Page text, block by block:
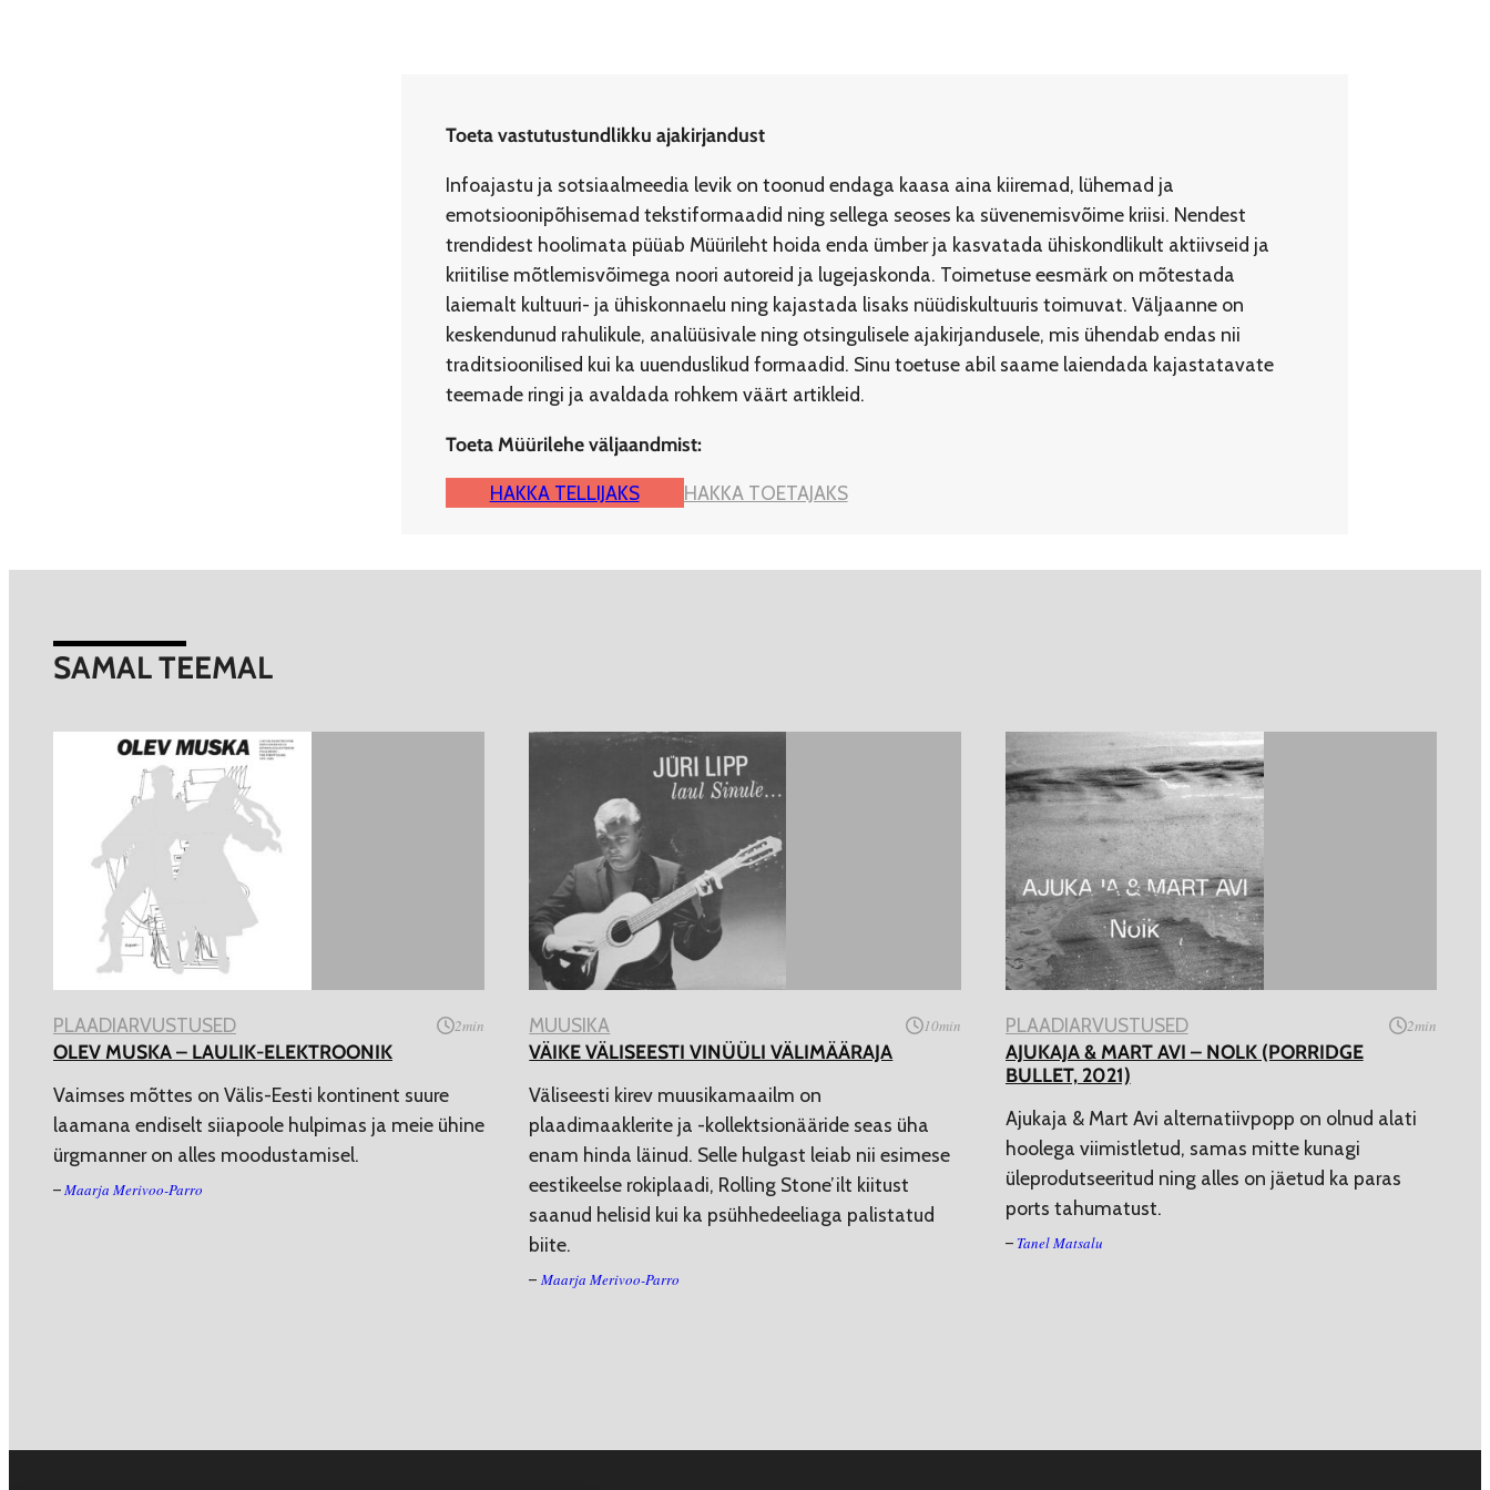
Toeta vastutustundlikku ajakirjandust
Infoajastu ja sotsiaalmeedia levik on toonud endaga kaasa aina kiiremad, lühemad ja
emotsioonipõhisemad tekstiformaadid ning sellega seoses ka süvenemisvõime kriisi. Nendest
trendidest hoolimata püüab Müürileht hoida enda ümber ja kasvatada ühiskondlikult aktiivseid ja
kriitilise mõtlemisvõimega noori autoreid ja lugejaskonda. Toimetuse eesmärk on mõtestada
laiemalt kultuuri- ja ühiskonnaelu ning kajastada lisaks nüüdiskultuuris toimuvat. Väljaanne on
keskendunud rahulikule, analüüsivale ning otsingulisele ajakirjandusele, mis ühendab endas nii
traditsioonilised kui ka uuenduslikud formaadid. Sinu toetuse abil saame laiendada kajastatavate
teemade ringi ja avaldada rohkem väärt artikleid.
Toeta Müürilehe väljaandmist:
HAKKA TELLIJAKS HAKKA TOETAJAKS
SAMAL TEEMAL
PLAADIARVUSTUSED 2min
OLEV MUSKA – LAULIK-ELEKTROONIK
Vaimses mõttes on Välis-Eesti kontinent suure
laamana endiselt siiapoole hulpimas ja meie ühine
ürgmanner on alles moodustamisel.
–Maarja Merivoo-Parro
MUUSIKA 10min
VÄIKE VÄLISEESTI VINÜÜLI VÄLIMÄÄRAJA
Väliseesti kirev muusikamaailm on
plaadimaaklerite ja -kollektsionääride seas üha
enam hinda läinud. Selle hulgast leiab nii esimese
eestikeelse rokiplaadi, Rolling Stone’ilt kiitust
saanud helisid kui ka psühhedeeliaga palistatud
biite.
– Maarja Merivoo-Parro
PLAADIARVUSTUSED 2min
AJUKAJA & MART AVI – NOLK (PORRIDGE
BULLET, 2021)
Ajukaja & Mart Avi alternatiivpopp on olnud alati
hoolega viimistletud, samas mitte kunagi
üleprodutseeritud ning alles on jäetud ka paras
ports tahumatust.
– Tanel Matsalu